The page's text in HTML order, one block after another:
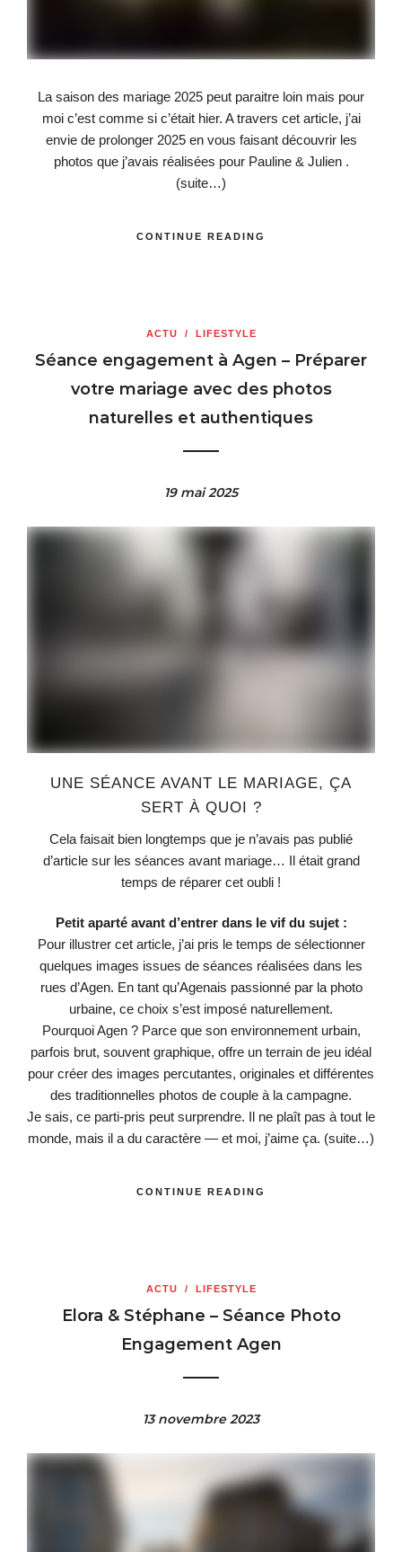
La saison des mariage 2025 peut paraitre loin mais pour
moi c’est comme si c’était hier. A travers cet article, j’ai
envie de prolonger 2025 en vous faisant découvrir les
photos que j’avais réalisées pour Pauline & Julien .
(suite…)
CONTINUE READING
ACTU / LIFESTYLE
Séance engagement à Agen – Préparer
votre mariage avec des photos
naturelles et authentiques
19 mai 2025
UNE SÉANCE AVANT LE MARIAGE, ÇA
SERT À QUOI ?
Cela faisait bien longtemps que je n’avais pas publié
d’article sur les séances avant mariage… Il était grand
temps de réparer cet oubli !
Petit aparté avant d’entrer dans le vif du sujet :
Pour illustrer cet article, j’ai pris le temps de sélectionner
quelques images issues de séances réalisées dans les
rues d’Agen. En tant qu’Agenais passionné par la photo
urbaine, ce choix s’est imposé naturellement.
Pourquoi Agen ? Parce que son environnement urbain,
parfois brut, souvent graphique, offre un terrain de jeu idéal
pour créer des images percutantes, originales et différentes
des traditionnelles photos de couple à la campagne.
Je sais, ce parti-pris peut surprendre. Il ne plaît pas à tout le
monde, mais il a du caractère — et moi, j’aime ça. (suite…)
CONTINUE READING
ACTU / LIFESTYLE
Elora & Stéphane – Séance Photo
Engagement Agen
13 novembre 2023